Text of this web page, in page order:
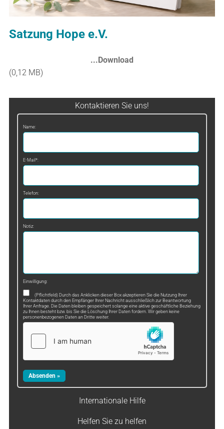
Satzung Hope e.V.
...Download
(0,12 MB)
Kontaktieren Sie uns!
Name:
E-Mail*:
Telefon:
Notiz:
Einwilligung:
(Pflichtfeld) Durch das Anklicken dieser Box akzeptieren Sie die Nutzung Ihrer
Kontaktdaten durch den Empfänger Ihrer Nachricht ausschließlich zur Beantwortung
Ihrer Anfrage. Die Daten bleiben gespeichert solange eine aktive geschäftliche Beziehung
zu Ihnen besteht bzw. bis Sie die Löschung Ihrer Daten fordern. Wir geben keine
personenbezogenen Daten an Dritte weiter.
Internationale Hilfe
Helfen Sie zu helfen